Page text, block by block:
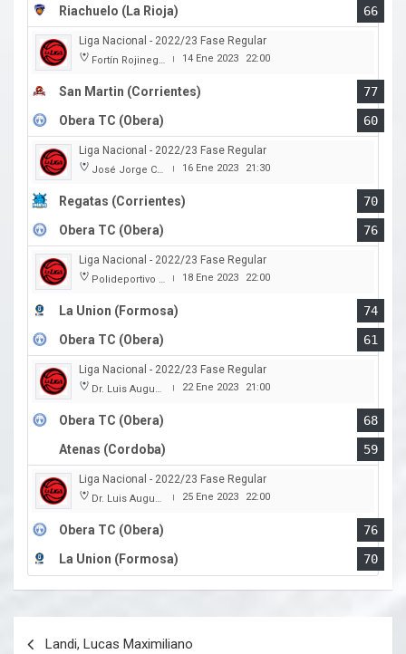
Riachuelo (La Rioja)
66
Liga Nacional - 2022/23 Fase Regular
Fortín Rojinegro | 14 Ene 2023 22:00
San Martin (Corrientes)
77
Obera TC (Obera)
60
Liga Nacional - 2022/23 Fase Regular
José Jorge Contte | 16 Ene 2023 21:30
Regatas (Corrientes)
70
Obera TC (Obera)
76
Liga Nacional - 2022/23 Fase Regular
Polideportivo Cincuentenario | 18 Ene 2023 22:00
La Union (Formosa)
74
Obera TC (Obera)
61
Liga Nacional - 2022/23 Fase Regular
Dr. Luis Augusto Derna | 22 Ene 2023 21:00
Obera TC (Obera)
68
Atenas (Cordoba)
59
Liga Nacional - 2022/23 Fase Regular
Dr. Luis Augusto Derna | 25 Ene 2023 22:00
Obera TC (Obera)
76
La Union (Formosa)
70
Landi, Lucas Maximiliano